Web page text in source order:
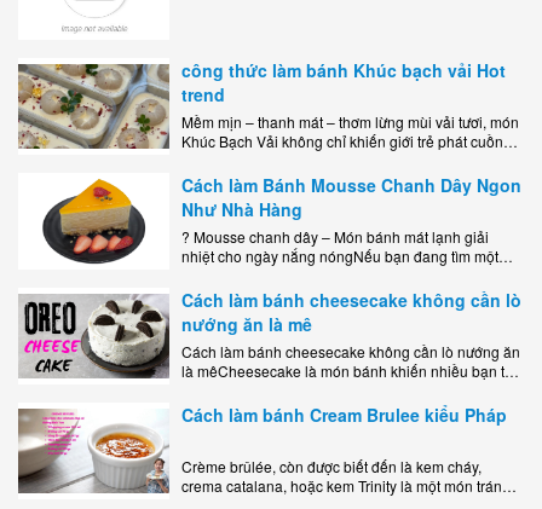
công thức làm bánh Khúc bạch vải Hot
trend
Mềm mịn – thanh mát – thơm lừng mùi vải tươi, món
Khúc Bạch Vải không chỉ khiến giới trẻ phát cuồng
Cách làm Bánh Mousse Chanh Dây Ngon
Như Nhà Hàng
? Mousse chanh dây – Món bánh mát lạnh giải
nhiệt cho ngày nắng nóngNếu bạn đang tìm một
dễ..
Cách làm bánh cheesecake không cần lò
nướng ăn là mê
Cách làm bánh cheesecake không cần lò nướng ăn
là mêCheesecake là món bánh khiến nhiều bạn trẻ
kem..
Cách làm bánh Cream Brulee kiểu Pháp
Crème brûlée, còn được biết đến là kem cháy,
crema catalana, hoặc kem Trinity là một món tráng